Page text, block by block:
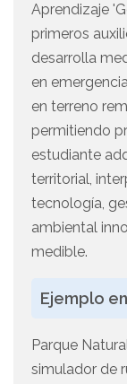
Aprendizaje
primeros
desarrolla
en
en terreno
permitiendo
estudiante
territorial,
tecnología,
ambiental
medible.
Ejemplo
Parque
simulador de